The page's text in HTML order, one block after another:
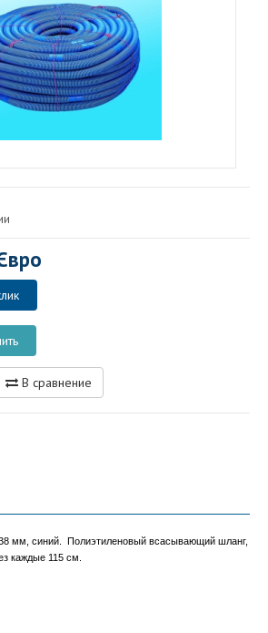
В сравнение
мм, синий. Полиэтиленовый всасывающий шланг,
каждые 115 см.